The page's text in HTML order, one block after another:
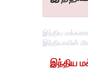
இந்திய
இந்தியாவின்
இந்திய